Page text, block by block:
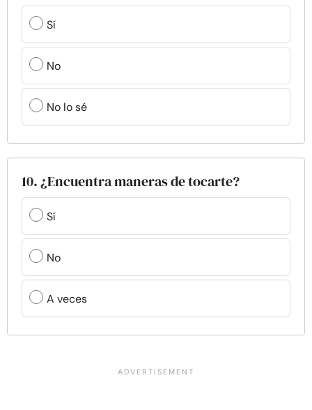
Sí
No
No lo sé
10. ¿Encuentra maneras de tocarte?
Sí
No
A veces